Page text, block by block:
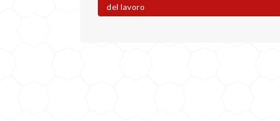
del lavoro